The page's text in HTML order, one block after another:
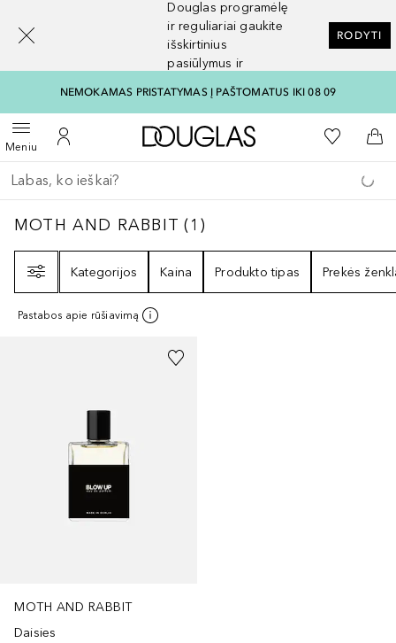
Douglas programėlę
ir reguliariai gaukite
išskirtinius
pasiūlymus ir
RODYTI
NEMOKAMAS PRISTATYMAS Į PAŠTOMATUS IKI 08 09
MeniuAtidaryti meniuĮ mano paskyrą
Į Douglas pagrindinį
Į mano
Į
Grįžk atgal
Vykdykite paiešką
MOTH AND RABBIT 1
MOTH AND RABBIT (1 )
Kategorijos
Kaina Produkto tipas Prekės
Pastabos apie rūšiavimą
MOTH AND RABBIT
Daisies
[navigation.slideout.screenreader]